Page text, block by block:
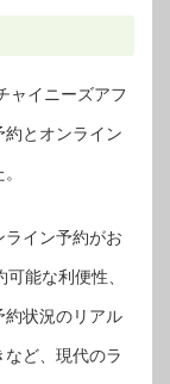
ャイニーズアフ
約とオンライン
イン予約がお
能な利便性、
約状況のリアル
ど、現代のラ